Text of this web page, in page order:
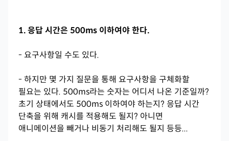
1. 응답 시간은 500ms 이하여야 한다.
- 요구사항일 수도 있다.
- 하지만 몇 가지 질문을 통해 요구사항을 구체화할
필요는 있다. 500ms라는 숫자는 어디서 나온 기준일까?
초기 상태에서도 500ms 이하여야 하는지? 응답 시간
단축을 위해 캐시를 적용해도 될지? 아니면
애니메이션을 빼거나 비동기 처리해도 될지 등등...